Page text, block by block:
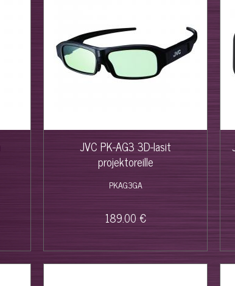
JVC PK-AG3 3D-lasit
projektoreille
PKAG3GA
189.00 €